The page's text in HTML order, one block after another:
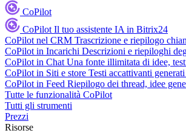
CoPilot
CoPilot Il tuo assistente IA in Bitrix24
CoPilot nel CRM Trascrizione e riepilogo
CoPilot in Incarichi Descrizioni e riepiloghi
CoPilot in Chat Una fonte illimitata di idee,
CoPilot in Siti e store Testi accattivanti
CoPilot in Feed Riepilogo dei thread, idee
Tutte le funzionalità CoPilot
Tutti gli strumenti
Prezzi
Risorse